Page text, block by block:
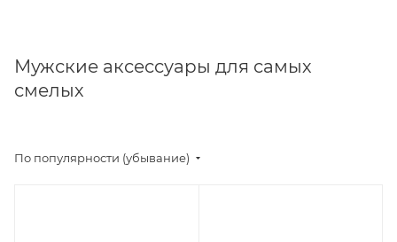
Мужские аксессуары для самых
смелых
По популярности (убывание)